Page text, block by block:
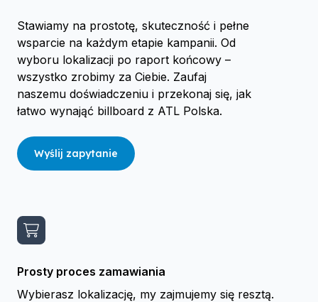
Stawiamy na prostotę, skuteczność i pełne
wsparcie na każdym etapie kampanii. Od
wyboru lokalizacji po raport końcowy –
wszystko zrobimy za Ciebie. Zaufaj
naszemu doświadczeniu i przekonaj się, jak
łatwo wynająć billboard z ATL Polska.
Wyślij zapytanie
Prosty proces zamawiania
Wybierasz lokalizację, my zajmujemy się resztą.